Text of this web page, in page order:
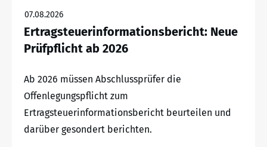
07.08.2026
Ertragsteuerinformationsbericht: Neue
Prüfpflicht ab 2026
Ab 2026 müssen Abschlussprüfer die
Offenlegungspflicht zum
Ertragsteuerinformationsbericht beurteilen und
darüber gesondert berichten.